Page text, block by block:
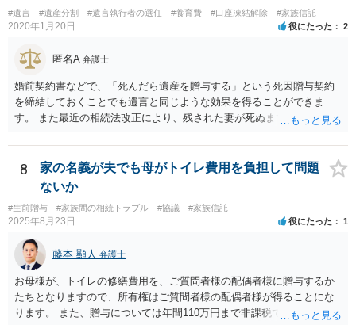
#遺言 #遺産分割 #遺言執行者の選任 #養育費 #口座凍結解除 #家族信託
2020年1月20日 役にたった 2
匿名A 弁護士
婚前契約書などで、「死んだら遺産を贈与する」という死因贈与契約
を締結しておくことでも遺言と同じような効果を得ることができま
す。 また最近の相続法改正により、残された妻が死ぬまで家に住み続
で、その制度を活用する方法も考えられます。 もし契約書の作成まで
視野に入れておられる場合は、お近くの弁護士、できれば相続に強い
弁護士にご相談なさるとよいでしょう。
8
家の名義が夫でも母がトイレ費用を負担して問題
ないか
#生前贈与 #家族間の相続トラブル #協議 #家族信託
2025年8月23日 役にたった 1
藤本 顯人 弁護士
お母様が、トイレの修繕費用を、ご質問者様の配偶者様に贈与するか
たちとなりますので、所有権はご質問者様の配偶者様が得ることにな
ります。 また、贈与については年間110万円まで非課税であり、トイ